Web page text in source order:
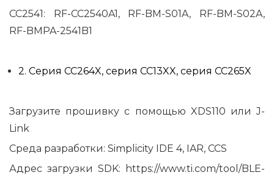
CC2541: RF-CC2540A1, RF-BM-S01A, RF-BM-S02A,
RF-BMPA-2541B1
2. Серия CC264X, серия CC13XX, серия CC265X
Загрузите прошивку с помощью XDS110 или J-
Link
Среда разработки: Simplicity IDE 4, IAR, CCS
Адрес загрузки SDK: https://www.ti.com/tool/BLE-